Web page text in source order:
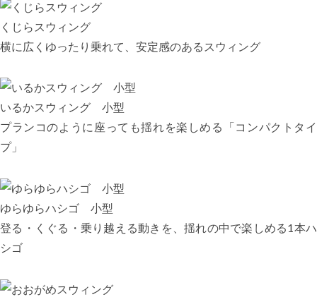
くじらスウィング
横に広くゆったり乗れて、安定感のあるスウィング
いるかスウィング 小型
プランコのように座っても揺れを楽しめる「コンパクトタイ
プ」
ゆらゆらハシゴ 小型
登る・くぐる・乗り越える動きを、揺れの中で楽しめる1本ハ
シゴ